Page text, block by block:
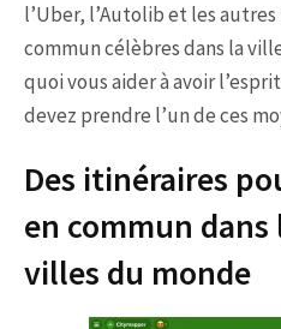
l’Uber, l’Autolib et les
commun célèbres dans la
quoi vous aider à avoir
devez prendre l’un de ces
Des itinéraires
en commun dans
villes du monde